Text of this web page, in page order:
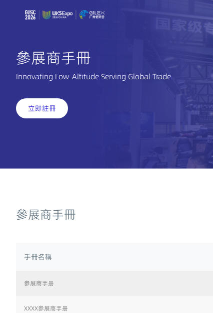
參展商手冊
Innovating Low-Altitude Serving Global Trade
立即註冊
參展商手冊
手冊名稱
参展商手册
XXXX参展商手册